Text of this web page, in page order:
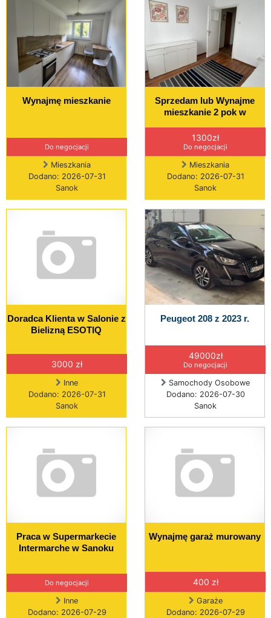
Wynajmę mieszkanie
Do negocjacji
Mieszkania
Dodano: 2026-07-31
Sanok
Sprzedam lub Wynajme
mieszkanie 2 pok w
1300zł
Do negocjacji
Mieszkania
Dodano: 2026-07-31
Sanok
Doradca Klienta w Salonie z
Bielizną ESOTIQ
3000 zł
Inne
Dodano: 2026-07-31
Sanok
Peugeot 208 z 2023 r.
49000zł
Do negocjacji
Samochody Osobowe
Dodano: 2026-07-30
Sanok
Praca w Supermarkecie
Intermarche w Sanoku
Do negocjacji
Inne
Dodano: 2026-07-29
Wynajmę garaż murowany
400 zł
Garaże
Dodano: 2026-07-29